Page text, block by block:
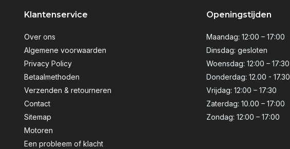
Klantenservice
Over ons
Algemene voorwaarden
Privacy Policy
Betaalmethoden
Verzenden & retourneren
Contact
Sitemap
Motoren
Een probleem of klacht
Openingstijden
Maandag: 12:00 – 17:00
Dinsdag: gesloten
Woensdag: 12:00 – 17:30
Donderdag: 12.00 - 17.30
Vrijdag: 12:00 – 17:30
Zaterdag: 10.00 – 17:00
Zondag: 12:00 – 17:00